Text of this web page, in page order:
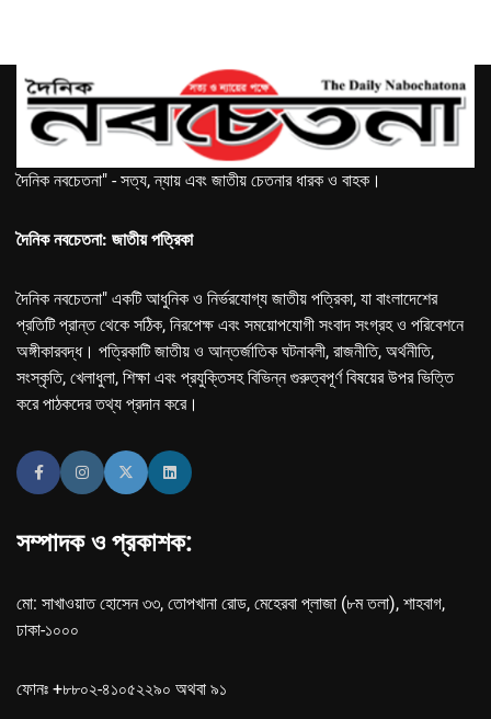
দৈনিক নবচেতনা" - সত্য, ন্যায় এবং জাতীয় চেতনার ধারক ও বাহক।
দৈনিক নবচেতনা: জাতীয় পত্রিকা
দৈনিক নবচেতনা" একটি আধুনিক ও নির্ভরযোগ্য জাতীয় পত্রিকা, যা বাংলাদেশের
প্রতিটি প্রান্ত থেকে সঠিক, নিরপেক্ষ এবং সময়োপযোগী সংবাদ সংগ্রহ ও পরিবেশনে
অঙ্গীকারবদ্ধ। পত্রিকাটি জাতীয় ও আন্তর্জাতিক ঘটনাবলী, রাজনীতি, অর্থনীতি,
সংস্কৃতি, খেলাধুলা, শিক্ষা এবং প্রযুক্তিসহ বিভিন্ন গুরুত্বপূর্ণ বিষয়ের উপর ভিত্তি
করে পাঠকদের তথ্য প্রদান করে।
সম্পাদক ও প্রকাশক:
মো: সাখাওয়াত হোসেন ৩৩, তোপখানা রোড, মেহেরবা প্লাজা (৮ম তলা), শাহবাগ,
ঢাকা-১০০০
ফোনঃ +৮৮০২-৪১০৫২২৯০ অথবা ৯১